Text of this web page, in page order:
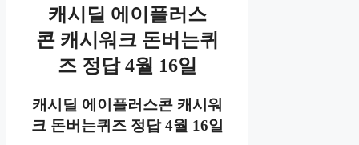
캐시딜 에이플러스
콘 캐시워크 돈버는퀴
즈 정답 4월 16일
캐시딜 에이플러스콘 캐시워
크 돈버는퀴즈 정답 4월 16일